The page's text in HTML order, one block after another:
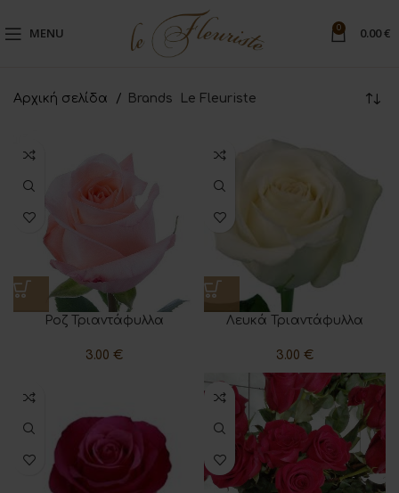
MENU 0 0.00€
Αρχική σελίδα Brands Le Fleuriste
Ροζ Τριαντάφυλλα
3.00 €
Λευκά Τριαντάφυλλα
3.00 €